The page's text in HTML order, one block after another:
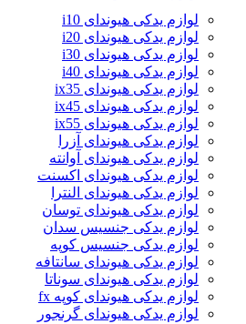
لوازم یدکی هیوندای i10
لوازم یدکی هیوندای i20
لوازم یدکی هیوندای i30
لوازم یدکی هیوندای i40
لوازم یدکی هیوندای ix35
لوازم یدکی هیوندای ix45
لوازم یدکی هیوندای ix55
لوازم یدکی هیوندای آزرا
لوازم یدکی هیوندای آوانته
لوازم یدکی هیوندای اکسنت
لوازم یدکی هیوندای النترا
لوازم یدکی هیوندای توسان
لوازم یدکی جنسیس سدان
لوازم یدکی جنسیس کوپه
لوازم یدکی هیوندای سانتافه
لوازم یدکی هیوندای سوناتا
لوازم یدکی هیوندای کوپه fx
لوازم یدکی هیوندای گرنجور